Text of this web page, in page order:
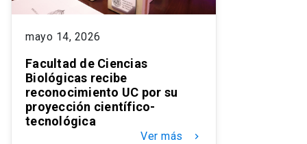
mayo 14, 2026
Facultad de Ciencias
Biológicas recibe
reconocimiento UC por su
proyección científico-
tecnológica
Ver más keyboard_arrow_right